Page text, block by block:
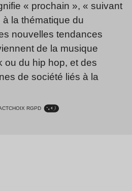
« prochain », « suivant
la thématique du
nouvelles tendances
de la musique
ou du hip hop, et des
de société liés à la
CHOIX RGPD